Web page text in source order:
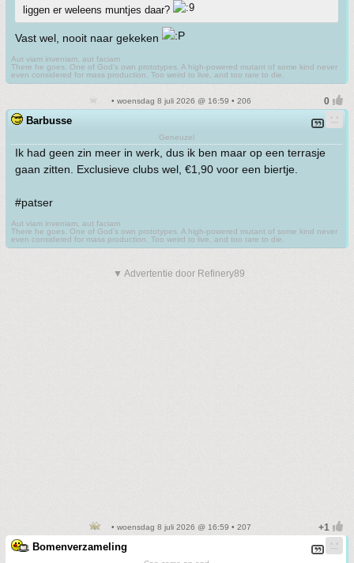
liggen er weleens muntjes daar?
Vast wel, nooit naar gekeken
Aut viam inveniam, aut faciam
There he goes. One of God's own prototypes. A high-powered mutant of some kind never
even considered for mass production. Too weird to live, and too rare to die.
• woensdag 8 juli 2026 @ 16:59 • 206
Barbusse
Geneuzel
Ik had geen zin meer in werk, dus ik ben maar op een terrasje
gaan zitten. Exclusieve clubs wel, €1,90 voor een biertje.
#patser
Aut viam inveniam, aut faciam
There he goes. One of God's own prototypes. A high-powered mutant of some kind never
even considered for mass production. Too weird to live, and too rare to die.
▼ Advertentie door Refinery89
• woensdag 8 juli 2026 @ 16:59 • 207
Bomenverzameling